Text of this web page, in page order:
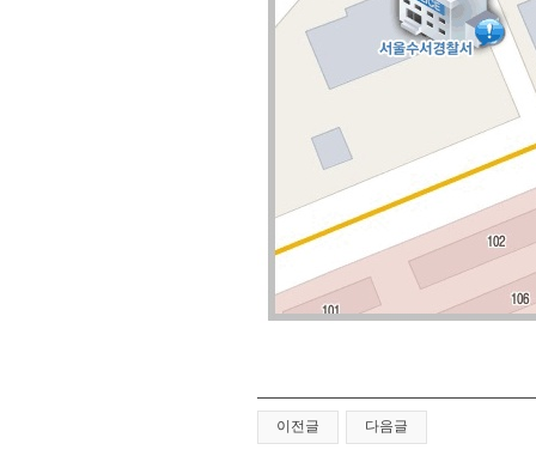
이전글 다음글